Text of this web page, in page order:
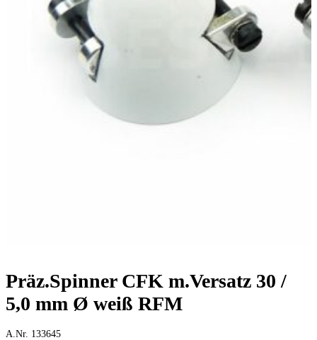
Präz.Spinner CFK m.Versatz 30 /
5,0 mm Ø weiß RFM
A.Nr. 133645